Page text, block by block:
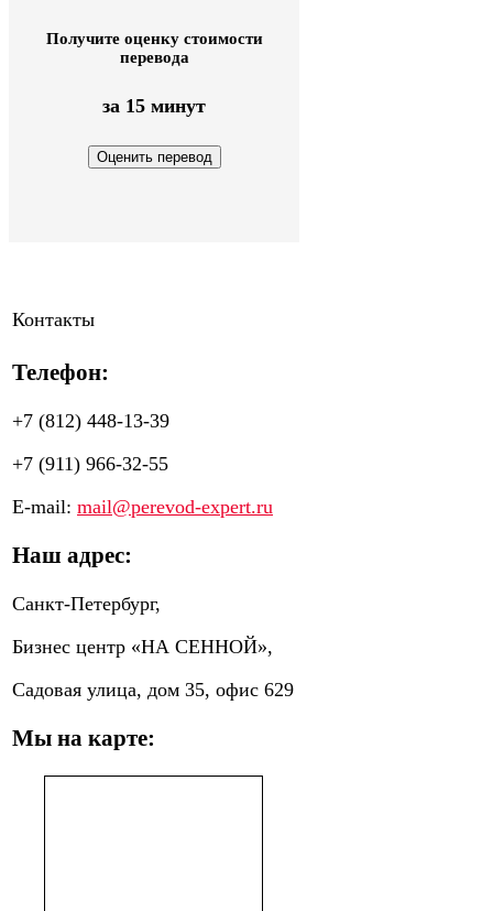
Получите оценку стоимости
перевода
за 15 минут
Контакты
Телефон:
+7 (812) 448-13-39
+7 (911) 966-32-55
E-mail: mail@perevod-expert.ru
Наш адрес:
Санкт-Петербург,
Бизнес центр «НА СЕННОЙ»,
Садовая улица, дом 35, офис 629
Мы на карте: